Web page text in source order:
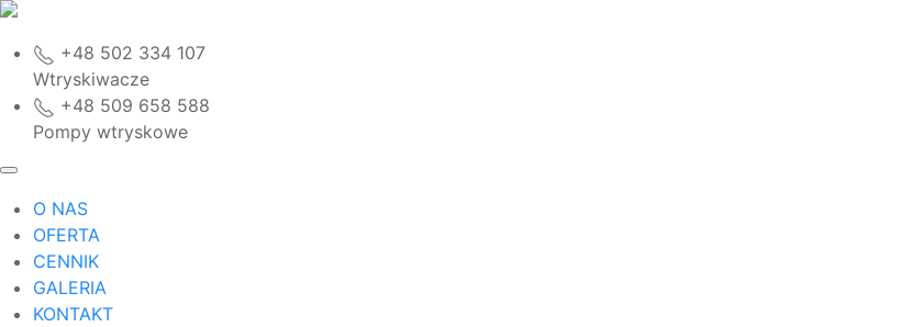
+48 502 334 107
Wtryskiwacze
+48 509 658 588
Pompy wtryskowe
O NAS
OFERTA
CENNIK
GALERIA
KONTAKT